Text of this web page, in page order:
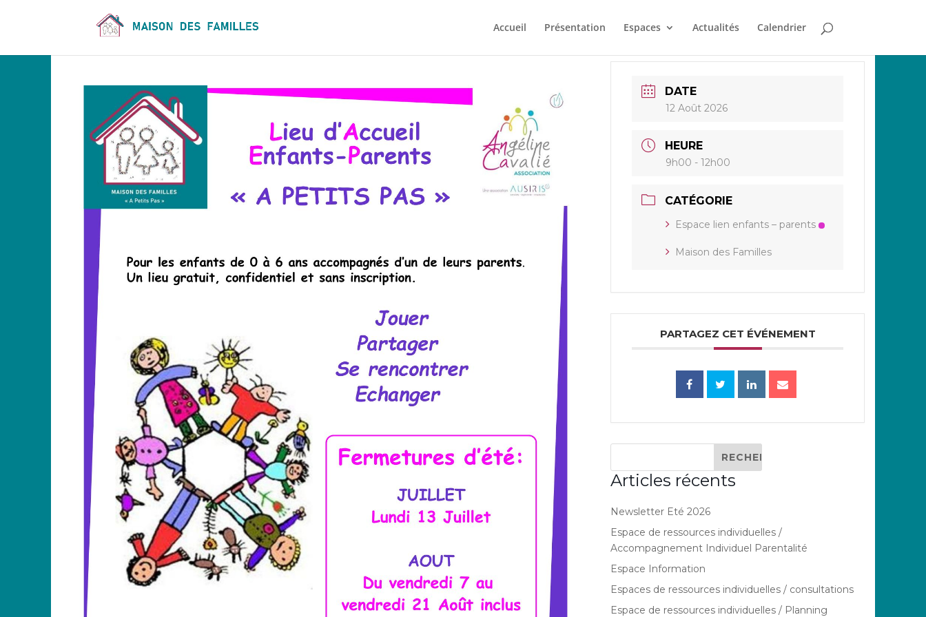
Accueil Présentation Espaces Actualités Calendrier
DATE
12 Août 2026
HEURE
9h00 - 12h00
CATÉGORIE
Espace lien enfants – parents
Maison des Familles
PARTAGEZ CET ÉVÉNEMENT
Articles récents
Newsletter Eté 2026
Espace de ressources individuelles /
Accompagnement Individuel Parentalité
Espace Information
Espaces de ressources individuelles / consultations
Espace de ressources individuelles / Planning